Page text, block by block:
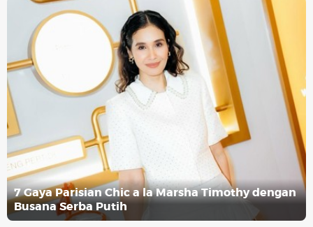
7 Gaya Parisian Chic a la Marsha Timothy dengan
Busana Serba Putih